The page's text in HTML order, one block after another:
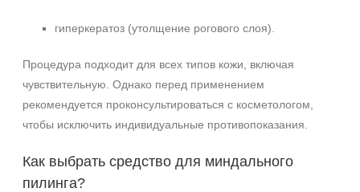
гиперкератоз (утолщение рогового слоя).
Процедура подходит для всех типов кожи, включая
чувствительную. Однако перед применением
рекомендуется проконсультироваться с косметологом,
чтобы исключить индивидуальные противопоказания.
Как выбрать средство для миндального
пилинга?